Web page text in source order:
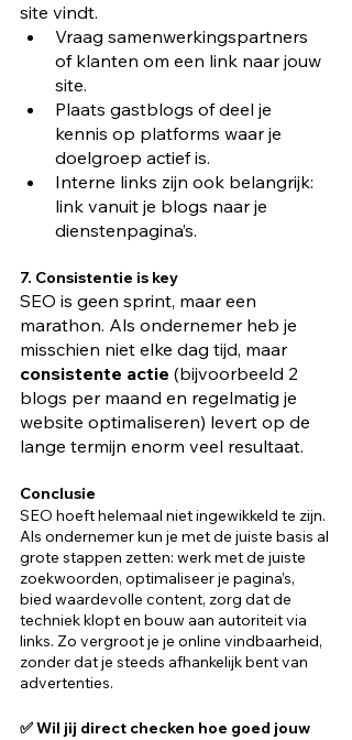
site vindt.
Vraag samenwerkingspartners
of klanten om een link naar jouw
site.
Plaats gastblogs of deel je
kennis op platforms waar je
doelgroep actief is.
Interne links zijn ook belangrijk:
link vanuit je blogs naar je
dienstenpagina’s.
7. Consistentie is key
SEO is geen sprint, maar een
marathon. Als ondernemer heb je
misschien niet elke dag tijd, maar
consistente actie (bijvoorbeeld 2
blogs per maand en regelmatig je
website optimaliseren) levert op de
lange termijn enorm veel resultaat.
Conclusie
SEO hoeft helemaal niet ingewikkeld te zijn.
Als ondernemer kun je met de juiste basis al
grote stappen zetten: werk met de juiste
zoekwoorden, optimaliseer je pagina’s,
bied waardevolle content, zorg dat de
techniek klopt en bouw aan autoriteit via
links. Zo vergroot je je online vindbaarheid,
zonder dat je steeds afhankelijk bent van
advertenties.
✅ Wil jij direct checken hoe goed jouw